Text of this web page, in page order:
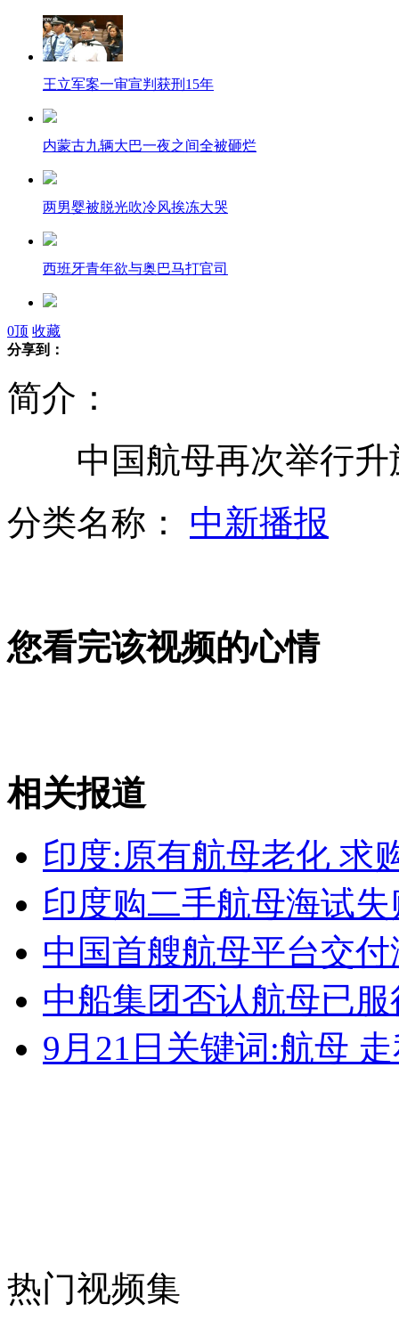
王立军案一审宣判获刑15年
内蒙古九辆大巴一夜之间全被砸烂
两男婴被脱光吹冷风挨冻大哭
西班牙青年欲与奥巴马打官司
菲前第一夫人名牌鞋遭白蚁损毁
安徽：喝了一杯水 丢辆公交车
韩国神曲《江南Style》走红 引发模仿潮
赵本山与哈文并肩澄清“不和”
山西运城恶犬咬伤多人 警民合力深夜将其击毙
无痛分娩是否安全 医生回应
外交部：反对强权政治霸凌主义
外交部：有关国家言论片面不公正
安徽一实载49人客车翻车
纽约上演“枕头大战”
0顶 收藏
分享到：
简介：
中国航母再次举行升
分类名称： 中新播报
您看完该视频的心情
相关报道
印度:原有航母老化 求
印度购二手航母海试失
中国首艘航母平台交付
中船集团否认航母已
9月21日关键词:航母
热门视频集